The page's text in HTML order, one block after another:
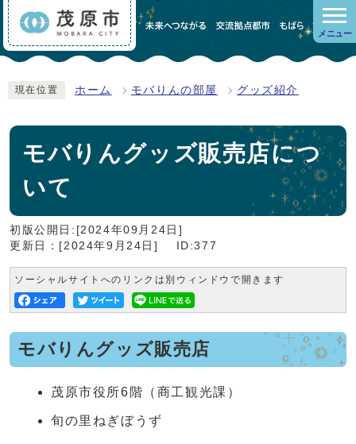
メニュー
現在位置 ホーム モバりんの部屋 グッズ紹介
モバりんグッズ販売店につ
いて
初版公開日:[2024年09月24日]
更新日：[2024年9月24日]
ID:377
ソーシャルサイトへのリンクは別ウィンドウで開きます
モバりんグッズ販売店
茂原市役所6階（商工観光課）
旬の里ねぎぼうず